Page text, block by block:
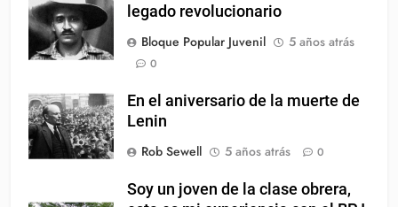
legado revolucionario
Bloque Popular Juvenil
5 años atrás
0
En el aniversario de la muerte de
Lenin
Rob Sewell
5 años atrás 0
Soy un joven de la clase obrera,